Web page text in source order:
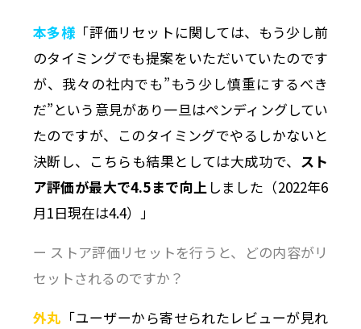
本多様 「評価リセットに関しては、もう少し前
のタイミングでも提案をいただいていたのです
が、我々の社内でも”もう少し慎重にするべき
だ”という意見があり一旦はペンディングしてい
たのですが、このタイミングでやるしかないと
決断し、こちらも結果としては大成功で、 スト
ア評価が最大で4.5まで向上 しました（2022年6
月1日現在は4.4） 」
ー ストア評価リセットを行うと、どの内容がリ
セットされるのですか？
外丸 「ユーザーから寄せられたレビューが見れ